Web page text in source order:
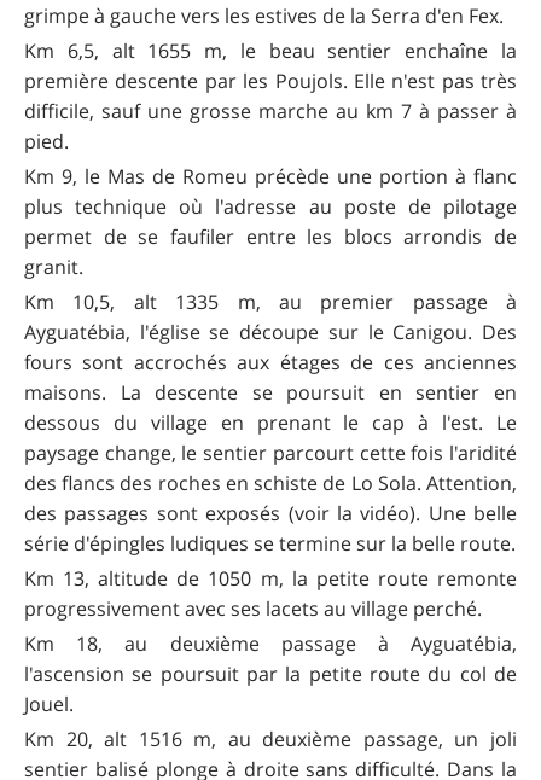
grimpe à gauche vers les estives de la Serra d'en Fex.
Km 6,5, alt 1655 m, le beau sentier enchaîne la
première descente par les Poujols. Elle n'est pas très
difficile, sauf une grosse marche au km 7 à passer à
pied.
Km 9, le Mas de Romeu précède une portion à flanc
plus technique où l'adresse au poste de pilotage
permet de se faufiler entre les blocs arrondis de
granit.
Km 10,5, alt 1335 m, au premier passage à
Ayguatébia, l'église se découpe sur le Canigou. Des
fours sont accrochés aux étages de ces anciennes
maisons. La descente se poursuit en sentier en
dessous du village en prenant le cap à l'est. Le
paysage change, le sentier parcourt cette fois l'aridité
des flancs des roches en schiste de Lo Sola. Attention,
des passages sont exposés (voir la vidéo). Une belle
série d'épingles ludiques se termine sur la belle route.
Km 13, altitude de 1050 m, la petite route remonte
progressivement avec ses lacets au village perché.
Km 18, au deuxième passage à Ayguatébia,
l'ascension se poursuit par la petite route du col de
Jouel.
Km 20, alt 1516 m, au deuxième passage, un joli
sentier balisé plonge à droite sans difficulté. Dans la